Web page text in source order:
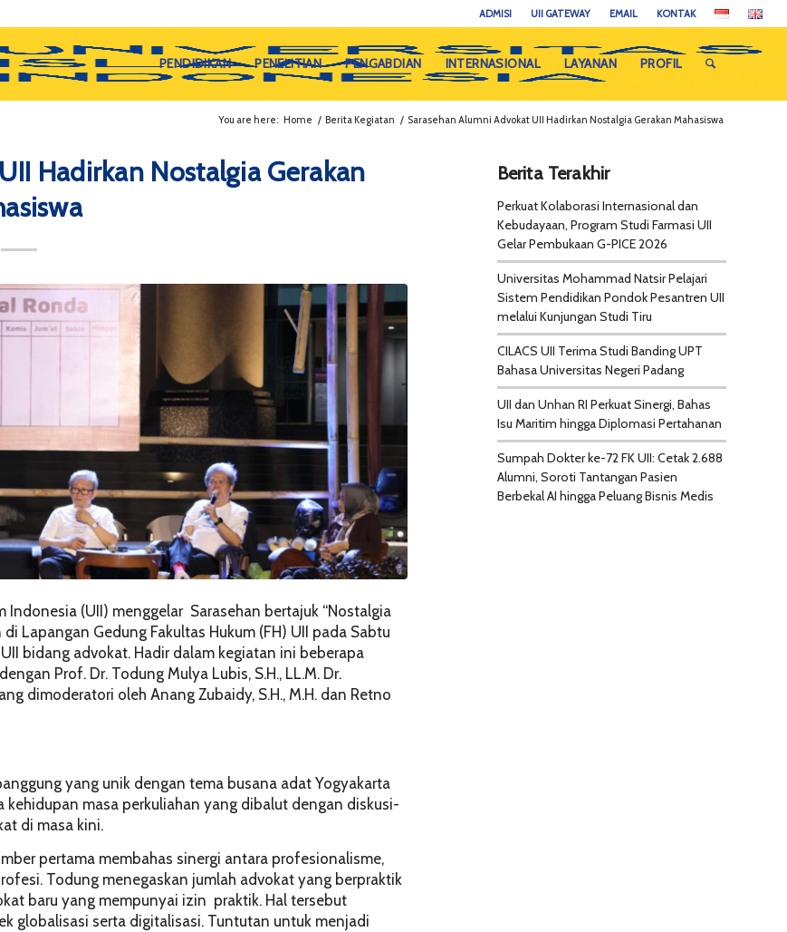
ADMISI UII GATEWAY EMAIL KONTAK
PENDIDIKAN PENELITIAN PENGABDIAN INTERNASIONAL LAYANAN PROFIL
You are here: Home / Berita Kegiatan / Sarasehan Alumni Advokat UII Hadirkan Nostalgia Gerakan Mahasiswa
Hadirkan Nostalgia Gerakan
(UII) menggelar Sarasehan bertajuk “Nostalgia
Lapangan Gedung Fakultas Hukum (FH) UII pada Sabtu
bidang advokat. Hadir dalam kegiatan ini beberapa
Prof. Dr. Todung Mulya Lubis, S.H., LL.M. Dr.
dimoderatori oleh Anang Zubaidy, S.H., M.H. dan Retno
yang unik dengan tema busana adat Yogyakarta
masa perkuliahan yang dibalut dengan diskusi-
di masa kini.
pertama membahas sinergi antara profesionalisme,
Todung menegaskan jumlah advokat yang berpraktik
baru yang mempunyai izin praktik. Hal tersebut
globalisasi serta digitalisasi. Tuntutan untuk menjadi
Berita Terakhir
Perkuat Kolaborasi Internasional dan
Kebudayaan, Program Studi Farmasi UII
Gelar Pembukaan G-PICE 2026
Universitas Mohammad Natsir Pelajari
Sistem Pendidikan Pondok Pesantren UII
melalui Kunjungan Studi Tiru
CILACS UII Terima Studi Banding UPT
Bahasa Universitas Negeri Padang
UII dan Unhan RI Perkuat Sinergi, Bahas
Isu Maritim hingga Diplomasi Pertahanan
Sumpah Dokter ke-72 FK UII: Cetak 2.688
Alumni, Soroti Tantangan Pasien
Berbekal AI hingga Peluang Bisnis Medis